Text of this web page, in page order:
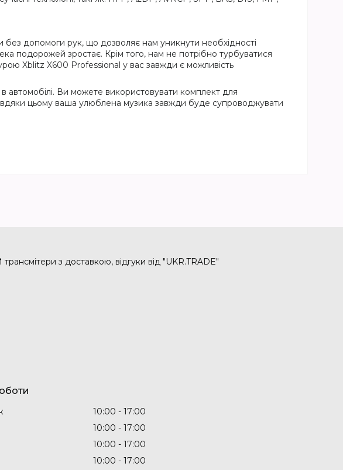
без допомоги рук, що дозволяє нам уникнути необхідності
подорожей зростає. Крім того, нам не потрібно турбуватися
Xblitz X600 Professional у вас завжди є можливість
автомобілі. Ви можете використовувати комплект для
цьому ваша улюблена музика завжди буде супроводжувати
з доставкою, відгуки від "UKR.TRADE"
10:00
17:00
10:00
17:00
10:00
17:00
10:00 17:00